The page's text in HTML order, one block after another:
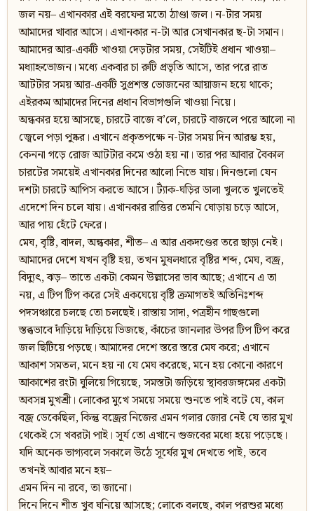
জল নয়– এখানকার এই বরফের মতো ঠাণ্ডা জল। ন-টার সময়
আমাদের খাবার আসে। এখানকার ন-টা আর সেখানকার ছ-টা সমান।
আমাদের আর-একটি খাওয়া দেড়টার সময়, সেইটিই প্রধান খাওয়া–
মধ্যাহ্নভোজন। মধ্যে একবার চা রুটি প্রভৃতি আসে, তার পরে রাত
আটটার সময় আর-একটি সুপ্রশস্ত ভোজনের আয়াজন হয়ে থাকে;
এইরকম আমাদের দিনের প্রধান বিভাগগুলি খাওয়া নিয়ে।
অন্ধকার হয়ে আসছে, চারটে বাজে ব’লে, চারটে বাজলে পরে আলো না
জ্বেলে পড়া পুষ্কর। এখানে প্রকৃতপক্ষে ন-টার সময় দিন আরম্ভ হয়,
কেননা গড়ে রোজ আটটার কমে ওঠা হয় না। তার পর আবার বৈকাল
চারটের সময়েই এখানকার দিনের আলো নিভে যায়। দিনগুলো যেন
দশটা চারটে আপিস করতে আসে। ট্যাঁক-ঘড়ির ডালা খুলতে খুলতেই
এদেশে দিন চলে যায়। এখানকার রাত্তির তেমনি ঘোড়ায় চড়ে আসে,
আর পায় হেঁটে ফেরে।
মেঘ, বৃষ্টি, বাদল, অন্ধকার, শীত– এ আর একদণ্ডের তরে ছাড়া নেই।
আমাদের দেশে যখন বৃষ্টি হয়, তখন মুষলধারে বৃষ্টির শব্দ, মেঘ, বজ্র,
বিদ্যুৎ, ঝড়– তাতে একটা কেমন উল্লাসের ভাব আছে; এখানে এ তা
নয়, এ টিপ টিপ করে সেই একঘেয়ে বৃষ্টি ক্রমাগতই অতিনিঃশব্দ
পদসঞ্চারে চলছে তো চলছেই। রাস্তায় সাদা, পত্রহীন গাছগুলো
স্তব্ধভাবে দাঁড়িয়ে দাঁড়িয়ে ভিজছে, কাঁচের জানলার উপর টিপ টিপ করে
জল ছিটিয়ে পড়ছে। আমাদের দেশে স্তরে স্তরে মেঘ করে; এখানে
আকাশ সমতল, মনে হয় না যে মেঘ করেছে, মনে হয় কোনো কারণে
আকাশের রংটা ঘুলিয়ে গিয়েছে, সমস্তটা জড়িয়ে স্থাবরজঙ্গমের একটা
অবসন্ন মুখশ্রী। লোকের মুখে সময়ে সময়ে শুনতে পাই বটে যে, কাল
বজ্র ডেকেছিল, কিন্তু বজ্রের নিজের এমন গলার জোর নেই যে তার মুখ
থেকেই সে খবরটা পাই। সূর্য তো এখানে গুজবের মধ্যে হয়ে পড়েছে।
যদি অনেক ভাগ্যবলে সকালে উঠে সূর্যের মুখ দেখতে পাই, তবে
তখনই আবার মনে হয়–
এমন দিন না রবে, তা জানো।
দিনে দিনে শীত খুব ঘনিয়ে আসছে; লোকে বলছে, কাল পরশুর মধ্যে